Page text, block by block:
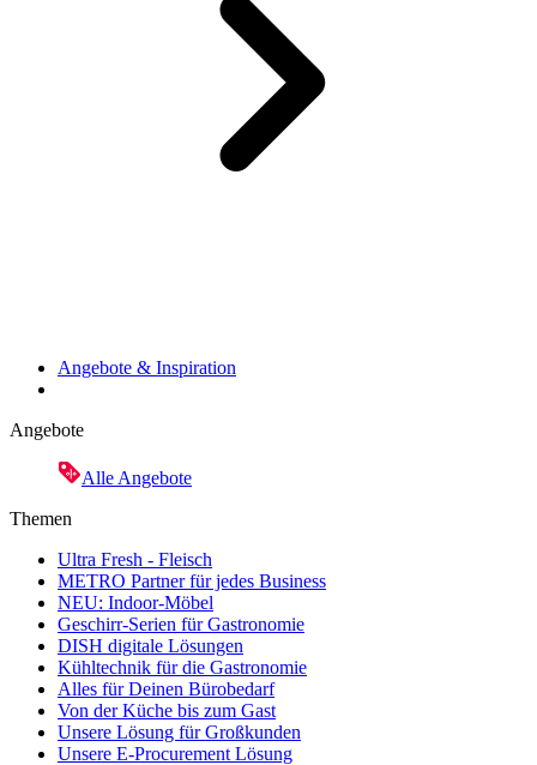
Angebote & Inspiration
Angebote
Alle Angebote
Themen
Ultra Fresh - Fleisch
METRO Partner für jedes Business
NEU: Indoor-Möbel
Geschirr-Serien für Gastronomie
DISH digitale Lösungen
Kühltechnik für die Gastronomie
Alles für Deinen Bürobedarf
Von der Küche bis zum Gast
Unsere Lösung für Großkunden
Unsere E-Procurement Lösung